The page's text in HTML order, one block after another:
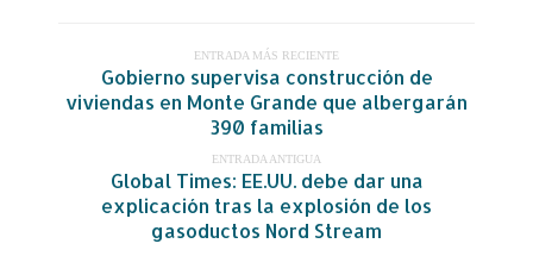
ENTRADA MÁS RECIENTE
Gobierno supervisa construcción de
viviendas en Monte Grande que albergarán
390 familias
ENTRADA ANTIGUA
Global Times: EE.UU. debe dar una
explicación tras la explosión de los
gasoductos Nord Stream